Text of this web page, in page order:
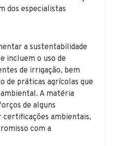
dos especialistas
a sustentabilidade
incluem o uso de
de irrigação, bem
de práticas agrícolas que
A matéria
de alguns
ambientais,
com a